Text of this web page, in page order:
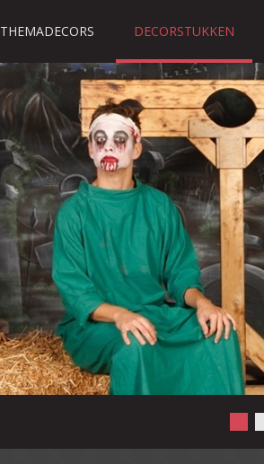
THEMADECORS DECORSTUKKEN